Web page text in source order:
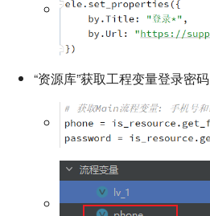
“资源库”获取工程变量登录密码